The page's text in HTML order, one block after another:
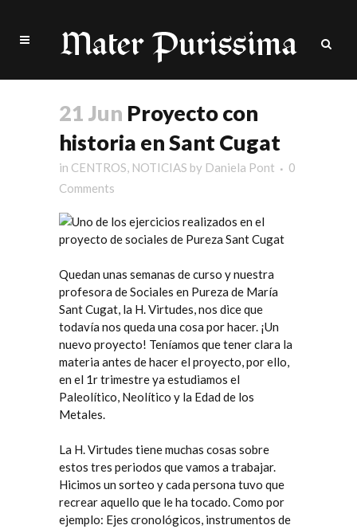
21 Jun Proyecto con
historia en Sant Cugat
in CENTROS, NOTICIAS by Daniela Pont
0
Comments
Quedan unas semanas de curso y nuestra
profesora de Sociales en Pureza de María
Sant Cugat, la H. Virtudes, nos dice que
todavía nos queda una cosa por hacer. ¡Un
nuevo proyecto! Teníamos que tener clara la
materia antes de hacer el proyecto, por ello,
en el 1r trimestre ya estudiamos el
Paleolítico, Neolítico y la Edad de los
Metales.
La H. Virtudes tiene muchas cosas sobre
estos tres periodos que vamos a trabajar.
Hicimos un sorteo y cada persona tuvo que
recrear aquello que le ha tocado. Como por
ejemplo: Ejes cronológicos, instrumentos de